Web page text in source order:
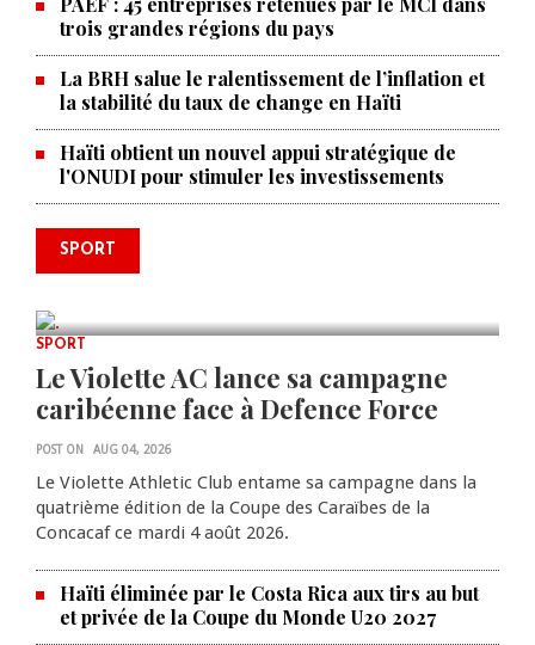
trois grandes régions du pays
La BRH salue le ralentissement de l’inflation et
la stabilité du taux de change en Haïti
Haïti obtient un nouvel appui stratégique de
l'ONUDI pour stimuler les investissements
SPORT
0 COMMENTS
Le père de la légende argentine
Lionel Messi est décédé à 68 ans
SPORT
Le Violette AC lance sa campagne
caribéenne face à Defence Force
POST ON AUG 04, 2026
Le Violette Athletic Club entame sa campagne dans la
quatrième édition de la Coupe des Caraïbes de la
Concacaf ce mardi 4 août 2026.
Haïti éliminée par le Costa Rica aux tirs au but
et privée de la Coupe du Monde U20 2027